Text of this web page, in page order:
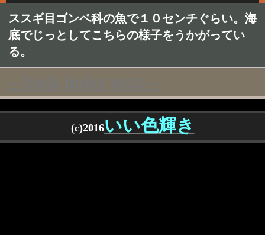
ススギ目ゴンベ科の魚で１０センチぐらい。海
底でじっとしてこちらの様子をうかがってい
る。
(c)2016いい色輝き